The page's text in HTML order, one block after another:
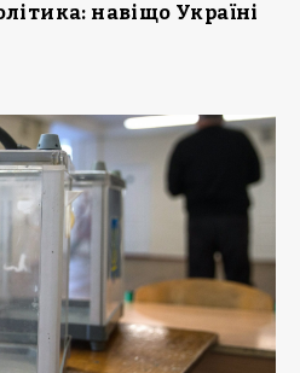
навіщо Україні